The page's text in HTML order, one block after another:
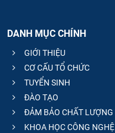
DANH MỤC CHÍNH
GIỚI THIỆU
CƠ CẤU TỔ CHỨC
TUYỂN SINH
ĐÀO TẠO
ĐẢM BẢO CHẤT LƯỢNG
KHOA HỌC CÔNG NGHỆ